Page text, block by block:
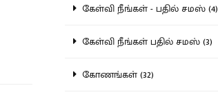
கேள்வி நீங்கள் - பதில் சமஸ் (4)
கேள்வி நீங்கள் பதில் சமஸ் (3)
கோணங்கள் (32)